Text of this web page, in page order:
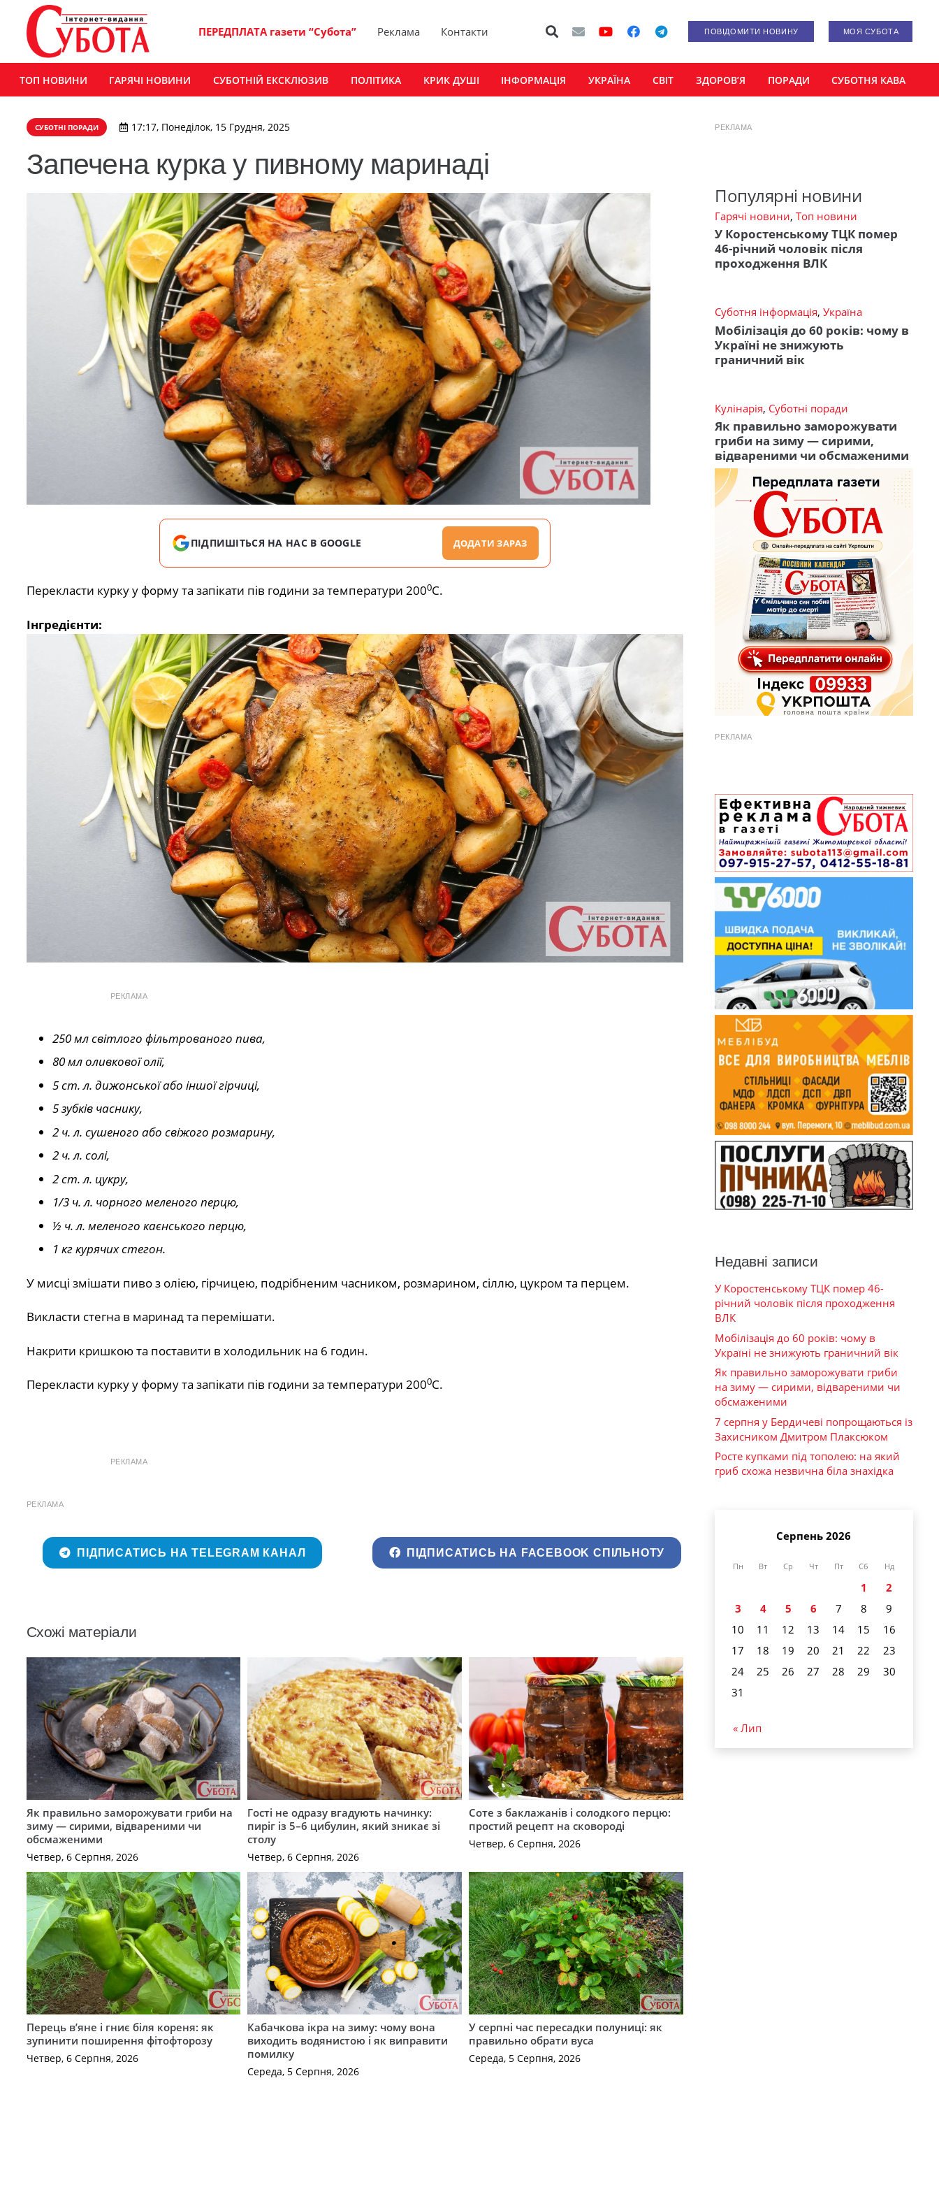
ПЕРЕДПЛАТА газети “Субота” Реклама Контакти ПОВІДОМИТИ НОВИНУ МОЯ СУБОТА
ТОП НОВИНИ ГАРЯЧІ НОВИНИ СУБОТНІЙ ЕКСКЛЮЗИВ ПОЛІТИКА КРИК ДУШІ ІНФОРМАЦІЯ УКРАЇНА СВІТ ЗДОРОВ’Я ПОРАДИ СУБОТНЯ КАВА
СУБОТНІ ПОРАДИ 17:17, Понеділок, 15 Грудня, 2025
Запечена курка у пивному маринаді
ПІДПИШІТЬСЯ НА НАС В GOOGLE ДОДАТИ ЗАРАЗ
Перекласти курку у форму та запікати пів години за температури 2000С.
Інгредієнти:
РЕКЛАМА
250 мл світлого фільтрованого пива,
80 мл оливкової олії,
5 ст. л. дижонської або іншої гірчиці,
5 зубків часнику,
2 ч. л. сушеного або свіжого розмарину,
2 ч. л. солі,
2 ст. л. цукру,
1/3 ч. л. чорного меленого перцю,
½ ч. л. меленого каєнського перцю,
1 кг курячих стегон.
У мисці змішати пиво з олією, гірчицею, подрібненим часником, розмарином, сіллю, цукром та перцем.
Викласти стегна в маринад та перемішати.
Накрити кришкою та поставити в холодильник на 6 годин.
Перекласти курку у форму та запікати пів години за температури 2000С.
РЕКЛАМА
РЕКЛАМА
ПІДПИСАТИСЬ НА TELEGRAM КАНАЛ ПІДПИСАТИСЬ НА FACEBOOK СПІЛЬНОТУ
Схожі матеріали
Як правильно заморожувати гриби на
зиму — сирими, відвареними чи
обсмаженими
Четвер, 6 Серпня, 2026
Гості не одразу вгадують начинку:
пиріг із 5–6 цибулин, який зникає зі
столу
Четвер, 6 Серпня, 2026
Соте з баклажанів і солодкого перцю:
простий рецепт на сковороді
Четвер, 6 Серпня, 2026
Перець в’яне і гниє біля кореня: як
зупинити поширення фітофторозу
Четвер, 6 Серпня, 2026
Кабачкова ікра на зиму: чому вона
виходить водянистою і як виправити
помилку
Середа, 5 Серпня, 2026
У серпні час пересадки полуниці: як
правильно обрати вуса
Середа, 5 Серпня, 2026
РЕКЛАМА
Популярні новини
Гарячі новини, Топ новини
У Коростенському ТЦК помер
46-річний чоловік після
проходження ВЛК
Суботня інформація, Україна
Мобілізація до 60 років: чому в
Україні не знижують
граничний вік
Кулінарія, Суботні поради
Як правильно заморожувати
гриби на зиму — сирими,
відвареними чи обсмаженими
РЕКЛАМА
Недавні записи
У Коростенському ТЦК помер 46-
річний чоловік після проходження
ВЛК
Мобілізація до 60 років: чому в
Україні не знижують граничний вік
Як правильно заморожувати гриби
на зиму — сирими, відвареними чи
обсмаженими
7 серпня у Бердичеві попрощаються із
Захисником Дмитром Плаксюком
Росте купками під тополею: на який
гриб схожа незвична біла знахідка
Серпень 2026
Пн Вт Ср Чт Пт Сб Нд
1
2
3
4 5 6 7 8
9
10
11 12 13 14 15
16
17
18 19 20 21 22
23
24
25 26 27 28 29
30
31
« Лип